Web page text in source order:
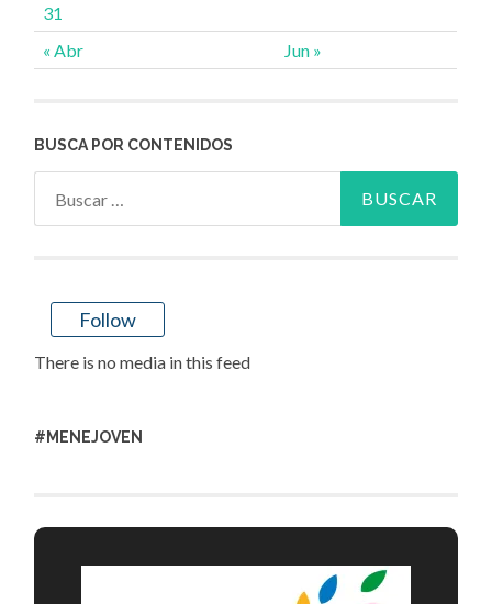
« Abr Jun »
31
BUSCA POR CONTENIDOS
Follow
There is no media in this feed
#MENEJOVEN